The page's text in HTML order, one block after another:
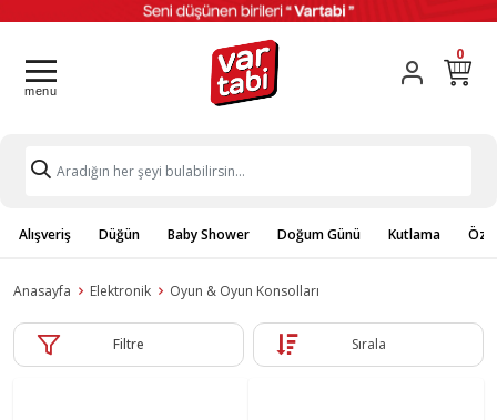
0
Alışveriş Düğün Baby Shower Doğum Günü Kutlama
Anasayfa Elektronik Oyun & Oyun Konsolları
Filtre Sırala